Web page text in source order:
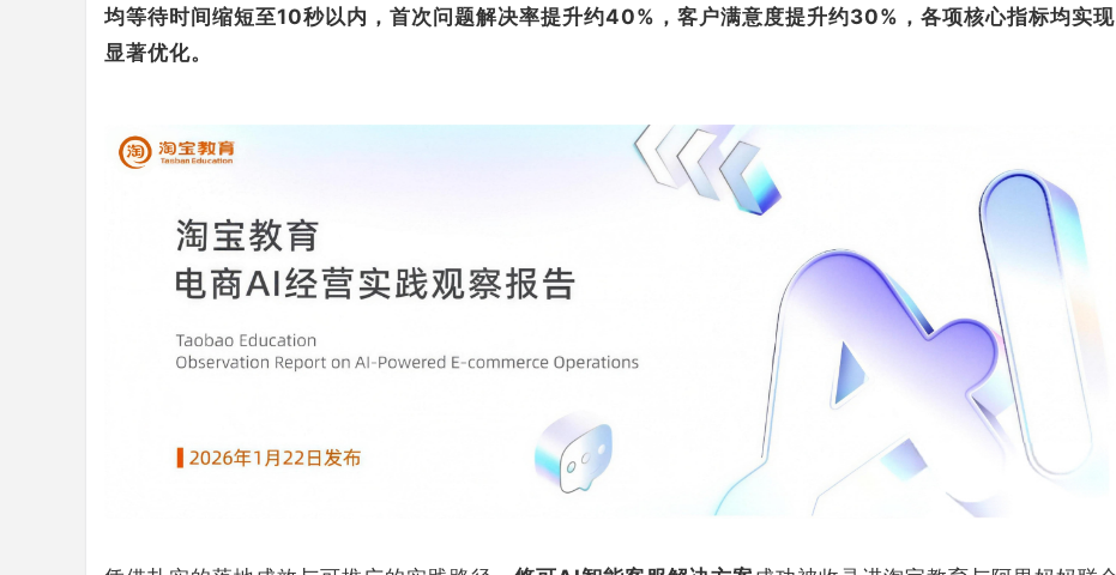
均等待时间缩短至10秒以内，首次问题解决率提升约40%，客户满意度提升约30%， 各项核心指标均实现
显著优化。